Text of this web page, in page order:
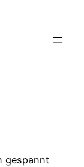
gespannt